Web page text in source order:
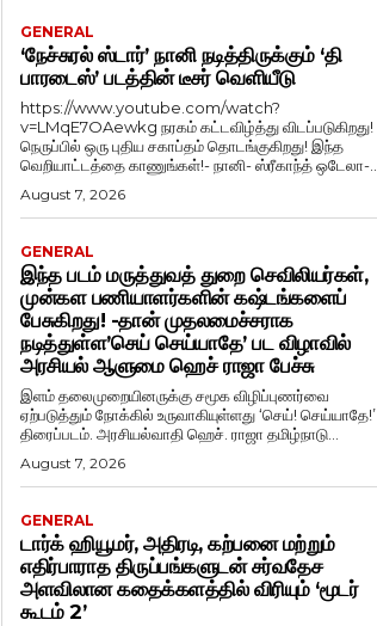
GENERAL
‘நேச்சுரல் ஸ்டார்’ நானி நடித்திருக்கும் ‘தி
பாரடைஸ்’ படத்தின் டீசர் வெளியீடு
https://www.youtube.com/watch?
v=LMqE7OAewkg நரகம் கட்டவிழ்த்து விடப்படுகிறது!
நெருப்பில் ஒரு புதிய சகாப்தம் தொடங்குகிறது! இந்த
வெறியாட்டத்தை காணுங்கள்!- நானி- ஸ்ரீகாந்த் ஒடேலா-...
August 7, 2026
GENERAL
இந்த படம் மருத்துவத் துறை செவிலியர்கள்,
முன்கள பணியாளர்களின் கஷ்டங்களைப்
பேசுகிறது! -தான் முதலமைச்சராக
நடித்துள்ள’செய் செய்யாதே’ பட விழாவில்
அரசியல் ஆளுமை ஹெச் ராஜா பேச்சு
இளம் தலைமுறையினருக்கு சமூக விழிப்புணர்வை
ஏற்படுத்தும் நோக்கில் உருவாகியுள்ளது ‘செய்! செய்யாதே!’
திரைப்படம். அரசியல்வாதி ஹெச். ராஜா தமிழ்நாடு...
August 7, 2026
GENERAL
டார்க் ஹியூமர், அதிரடி, கற்பனை மற்றும்
எதிர்பாராத திருப்பங்களுடன் சர்வதேச
அளவிலான கதைக்களத்தில் விரியும் ‘மூடர்
கூடம் 2’